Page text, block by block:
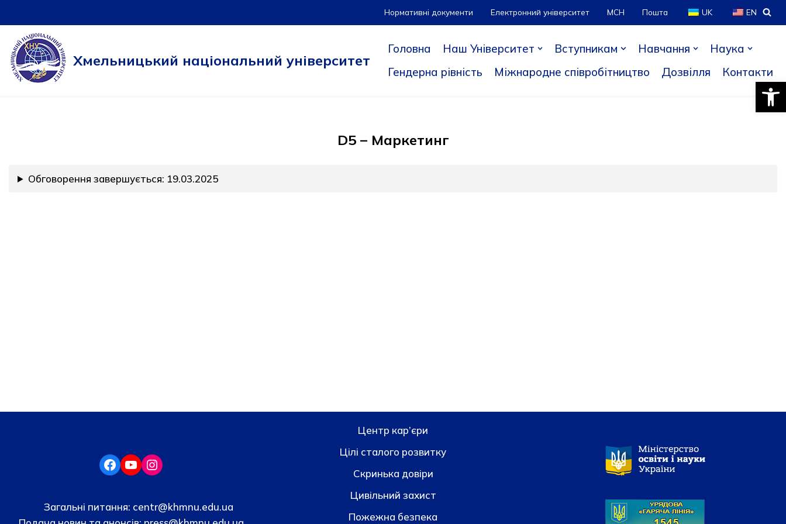
Перейти
до
вмісту
Нормативні документи Електронний університет МСН Пошта UK EN
Хмельницький національний університет
Головна Наш Університет Вступникам Навчання
Наука
Гендерна рівність
Міжнародне співробітництво Дозвілля Контакти
D5 – Маркетинг
Обговорення завершується: 19.03.2025
Загальні питання: centr@khmnu.edu.ua
Центр кар’єри
Цілі сталого розвитку
Скринька довiри
Цивільний захист
Пожежна безпека